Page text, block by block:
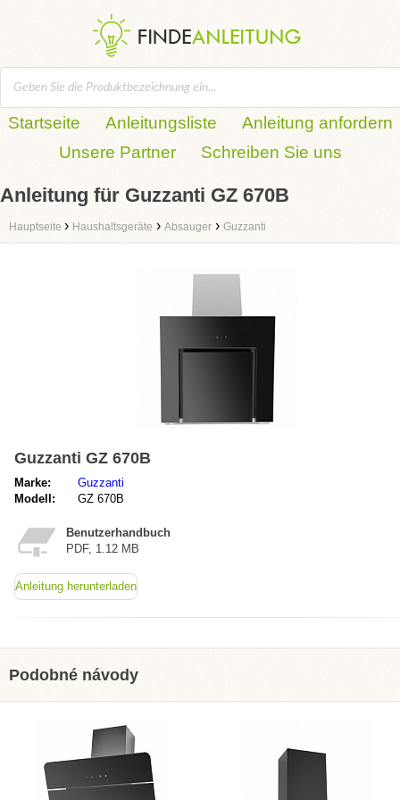
Startseite Anleitungsliste
Anleitung anfordern
Unsere Partner
Schreiben Sie uns
Anleitung für Guzzanti GZ 670B
Hauptseite › Haushaltsgeräte › Absauger › Guzzanti
Guzzanti GZ 670B
Marke:
Guzzanti
Modell:
GZ 670B
Benutzerhandbuch
PDF, 1.12 MB
Anleitung herunterladen
Podobné návody